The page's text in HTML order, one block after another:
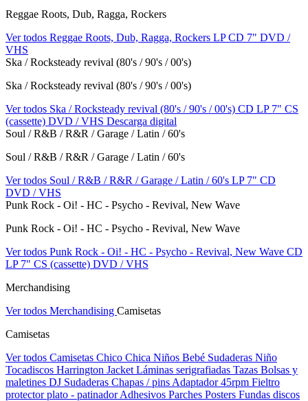
Reggae Roots, Dub, Ragga, Rockers
Ver todos Reggae Roots, Dub, Ragga, Rockers LPCD 7" DVD /
VHS
Ska / Rocksteady revival (80's / 90's / 00's)
Ska / Rocksteady revival (80's / 90's / 00's)
Ver todos Ska / Rocksteady revival (80's / 90's / 00's) CD LP 7" CS
(cassette) DVD / VHS Descarga digital
Soul / R&B / R&R / Garage / Latin / 60's
Soul / R&B / R&R / Garage / Latin / 60's
Ver todos Soul / R&B / R&R / Garage / Latin / 60's LP 7" CD
DVD / VHS
Punk Rock - Oi! - HC - Psycho - Revival, New Wave
Punk Rock - Oi! - HC - Psycho - Revival, New Wave
Ver todos Punk Rock - Oi! - HC - Psycho - Revival, New Wave CD
LP 7" CS (cassette) DVD / VHS
Merchandising
Ver todos Merchandising Camisetas
Camisetas
Ver todos Camisetas Chico Chica Niños Bebé Sudaderas Niño
Tocadiscos Harrington Jacket Láminas serigrafiadas Tazas Bolsas y
maletines DJ Sudaderas Chapas / pins Adaptador 45rpm Fieltro
protector plato - patinadorAdhesivos Parches Posters Fundas discos